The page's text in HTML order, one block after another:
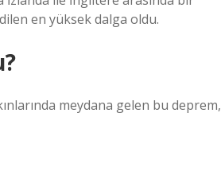
en yüksek dalga oldu.
meydana gelen bu deprem,